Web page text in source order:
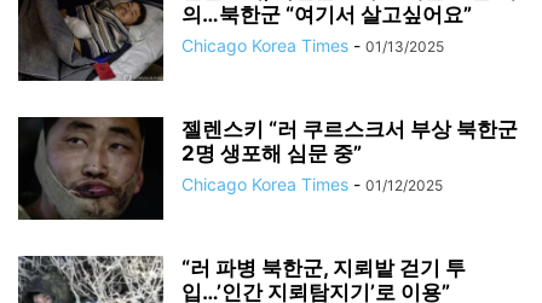
의…북한군 “여기서 살고싶어요”
Chicago Korea Times - 01/13/2025
젤렌스키 “러 쿠르스크서 부상 북한군
2명 생포해 심문 중”
Chicago Korea Times - 01/12/2025
“러 파병 북한군, 지뢰밭 걷기 투
입…’인간 지뢰탐지기’로 이용”